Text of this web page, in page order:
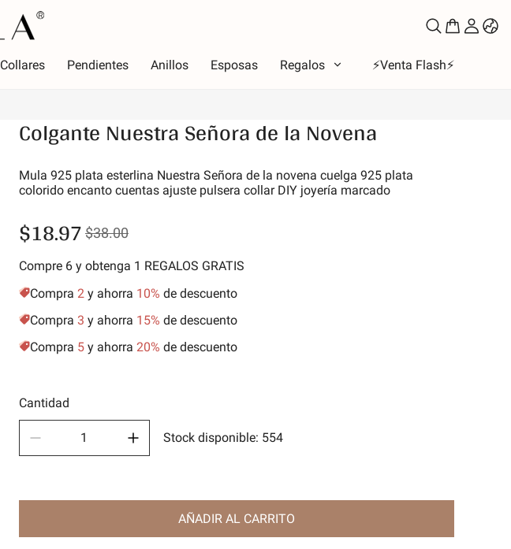
Collares Pendientes Anillos Esposas Regalos ⚡️Venta Flash⚡️
Tema
Luminoso
Alfabeto
Estrella Luna y Sol
Vacaciones
Aficiones
Naturaleza
Colgante Nuestra Señora de la Novena
Mula 925 plata esterlina Nuestra Señora de la novena cuelga 925 plata
colorido encanto cuentas ajuste pulsera collar DIY joyería marcado
$18.97 $38.00
Compre 6 y obtenga 1 REGALOS GRATIS
Compra 2 y ahorra 10% de descuento
Compra 3 y ahorra 15% de descuento
Compra 5 y ahorra 20% de descuento
Cantidad
Stock disponible: 554
AÑADIR AL CARRITO